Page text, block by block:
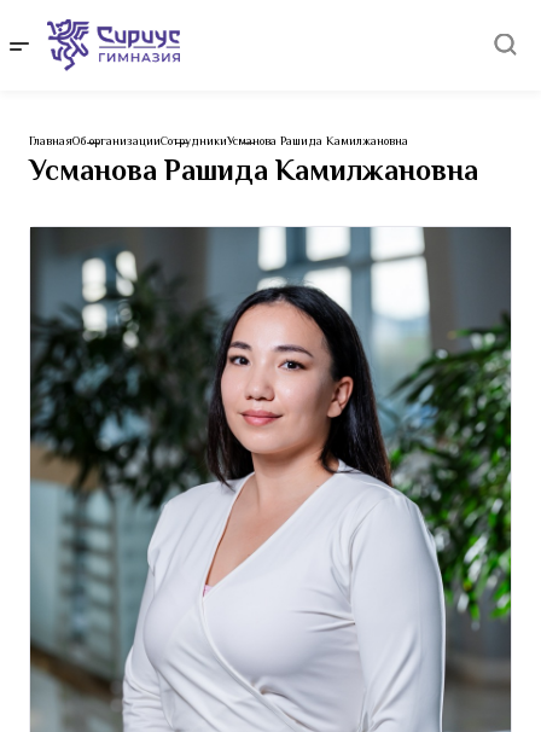
Усманова Рашида Камилжановна
ГлавнаяОб организацииСотрудникиУсманова Рашида Камилжановна